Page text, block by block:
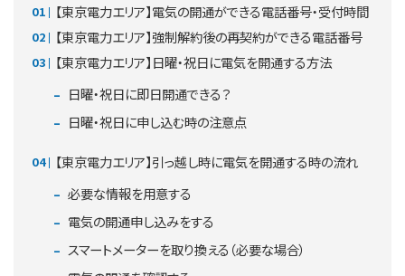
【東京電力エリア】電気の開通ができる電話番号・受付時間
【東京電力エリア】強制解約後の再契約ができる電話番号
【東京電力エリア】日曜・祝日に電気を開通する方法
日曜・祝日に即日開通できる？
日曜・祝日に申し込む時の注意点
【東京電力エリア】引っ越し時に電気を開通する時の流れ
必要な情報を用意する
電気の開通申し込みをする
スマートメーターを取り換える（必要な場合）